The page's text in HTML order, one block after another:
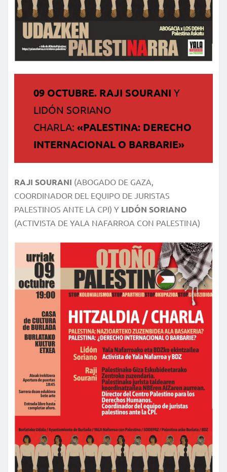
09 OCTUBRE. RAJI SOURANI Y
LIDÓN SORIANO
CHARLA: «PALESTINA: DERECHO
INTERNACIONAL O BARBARIE»
RAJI SOURANI (ABOGADO DE GAZA,
COORDINADOR DEL EQUIPO DE JURISTAS
PALESTINOS ANTE LA CPI) Y LIDÓN SORIANO
(ACTIVISTA DE YALA NAFARROA CON PALESTINA)